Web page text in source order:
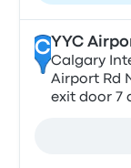
CYYC
Calgary
Airport Rd
exit door 7